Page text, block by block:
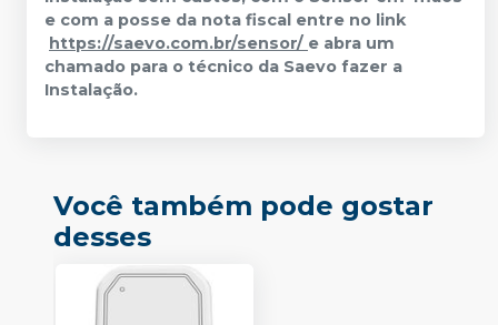
e com a posse da nota fiscal entre no link
https://saevo.com.br/sensor/ e abra um
chamado para o técnico da Saevo fazer a
Instalação.
Você também pode gostar
desses